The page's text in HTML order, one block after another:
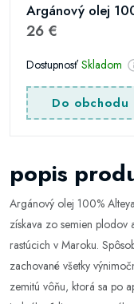
Argánový olej
26 €
Dostupnosť Skladom
Do obchodu
popis
Argánový olej 100%
získava zo semien plodov
rastúcich v Maroku.
zachované všetky
zemitú vôňu, ktorá sa po